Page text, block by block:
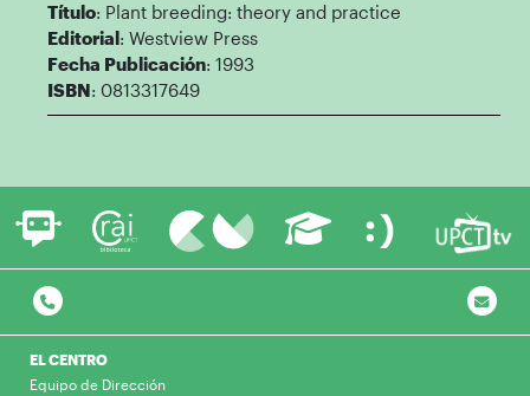
Título: Plant breeding: theory and practice
Editorial: Westview Press
Fecha Publicación: 1993
ISBN: 0813317649
EL CENTRO
Equipo de Dirección